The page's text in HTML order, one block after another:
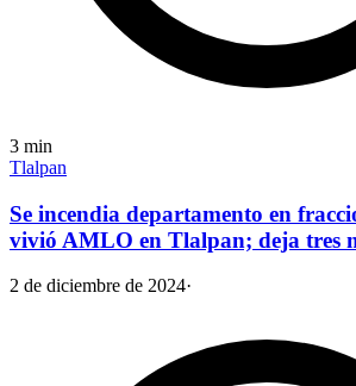
3 min
Tlalpan
Se incendia departamento en
vivió AMLO en Tlalpan; deja tres
2 de diciembre de 2024·